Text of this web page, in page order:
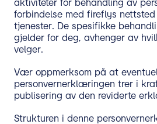
aktiviteter for behandling av
forbindelse med fireflys
tjenester. De spesifikke
gjelder for deg, avhenger av
velger.
Vær oppmerksom på at
personvernerklæringen trer i
publisering av den reviderte
Strukturen i denne